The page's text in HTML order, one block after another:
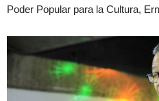
Poder Popular para la Cultura,